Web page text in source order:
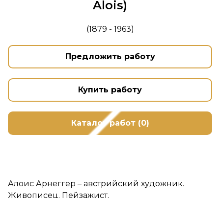
Alois)
(1879 - 1963)
Предложить работу
Купить работу
Каталог работ (0)
Алоис Арнеггер – австрийский художник.
Живописец. Пейзажист.